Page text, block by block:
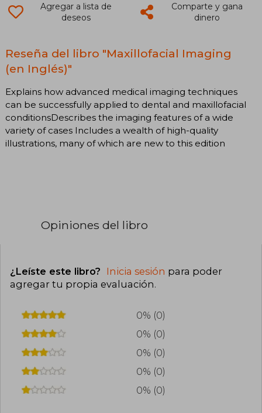
Agregar a lista de
deseos
Comparte y gana
dinero
Reseña del libro "Maxillofacial Imaging
(en Inglés)"
Explains how advanced medical imaging techniques
can be successfully applied to dental and maxillofacial
conditionsDescribes the imaging features of a wide
variety of cases Includes a wealth of high-quality
illustrations, many of which are new to this edition
Opiniones del libro
¿Leíste este libro? Inicia sesión para poder
agregar tu propia evaluación.
0% (0)
0% (0)
0% (0)
0% (0)
0% (0)